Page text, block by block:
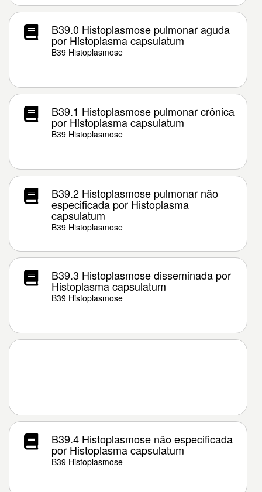
B39.0 Histoplasmose pulmonar aguda
por Histoplasma capsulatum
B39 Histoplasmose
B39.1 Histoplasmose pulmonar crônica
por Histoplasma capsulatum
B39 Histoplasmose
B39.2 Histoplasmose pulmonar não
especificada por Histoplasma
capsulatum
B39 Histoplasmose
B39.3 Histoplasmose disseminada por
Histoplasma capsulatum
B39 Histoplasmose
B39.4 Histoplasmose não especificada
por Histoplasma capsulatum
B39 Histoplasmose